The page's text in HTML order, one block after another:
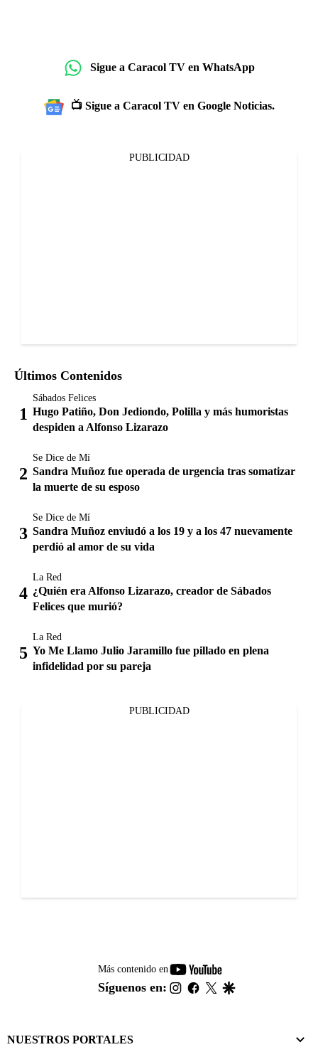
Sigue a Caracol TV en WhatsApp
📺 Sigue a Caracol TV en Google Noticias.
PUBLICIDAD
Últimos Contenidos
Sábados Felices
Hugo Patiño, Don Jediondo, Polilla y más humoristas
despiden a Alfonso Lizarazo
Se Dice de Mí
Sandra Muñoz fue operada de urgencia tras somatizar
la muerte de su esposo
Se Dice de Mí
Sandra Muñoz enviudó a los 19 y a los 47 nuevamente
perdió al amor de su vida
La Red
¿Quién era Alfonso Lizarazo, creador de Sábados
Felices que murió?
La Red
Yo Me Llamo Julio Jaramillo fue pillado en plena
infidelidad por su pareja
PUBLICIDAD
Más contenido en
youtube-
footer
Síguenos en: instagram
facebook
twitter
NUESTROS PORTALES